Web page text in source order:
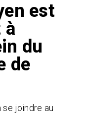
est
à
du
de
joindre au